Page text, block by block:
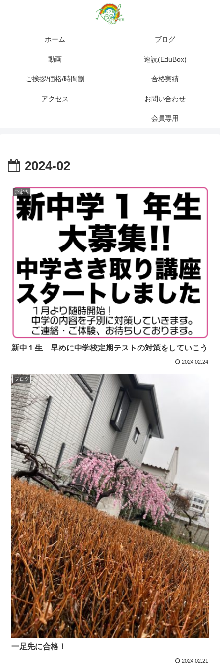
ホーム ブログ
動画 速読(EduBox)
ご挨拶/価格/時間割 合格実績
アクセス お問い合わせ
会員専用
2024-02
ご案内
新中１生 早めに中学校定期テストの対策をしていこう
2024.02.24
ブログ
一足先に合格！
2024.02.21